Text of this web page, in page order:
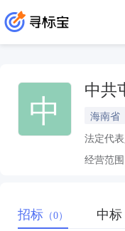
中 中共
海南省
法定代表
经营范围
招标 （0） 中标